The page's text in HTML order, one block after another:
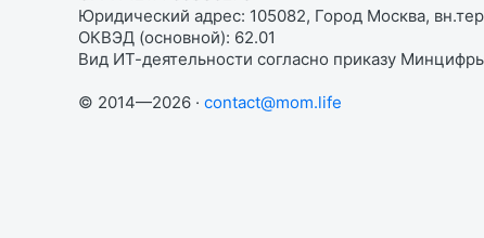
Юридический адрес: 105082, Город Москва,
ОКВЭД (основной): 62.01
Вид ИТ-деятельности согласно приказу
© 2014—2026 · contact@mom.life